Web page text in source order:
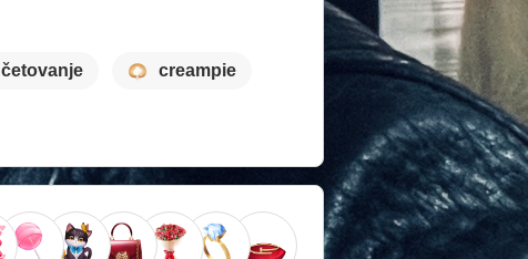
četovanje creampie